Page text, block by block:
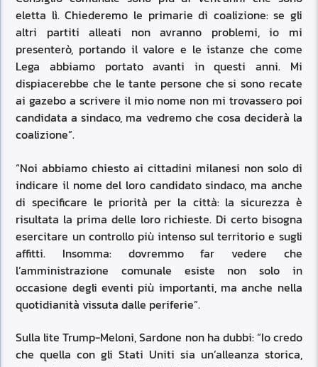
eletta lì. Chiederemo le primarie di coalizione: se gli
altri partiti alleati non avranno problemi, io mi
presenterò, portando il valore e le istanze che come
Lega abbiamo portato avanti in questi anni. Mi
dispiacerebbe che le tante persone che si sono recate
ai gazebo a scrivere il mio nome non mi trovassero poi
candidata a sindaco, ma vedremo che cosa deciderà la
coalizione”.
“Noi abbiamo chiesto ai cittadini milanesi non solo di
indicare il nome del loro candidato sindaco, ma anche
di specificare le priorità per la città: la sicurezza è
risultata la prima delle loro richieste. Di certo bisogna
esercitare un controllo più intenso sul territorio e sugli
affitti. Insomma: dovremmo far vedere che
l’amministrazione comunale esiste non solo in
occasione degli eventi più importanti, ma anche nella
quotidianità vissuta dalle periferie”.
Sulla lite Trump-Meloni, Sardone non ha dubbi: “Io credo
che quella con gli Stati Uniti sia un’alleanza storica,